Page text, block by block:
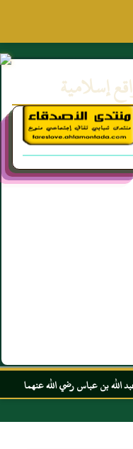
إسلامية
الله عنهما